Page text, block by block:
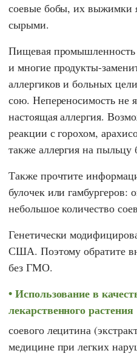
соевые бобы, их выжимки
сырыми.
Пищевая промышленность
и многие продукты-
аллергиков и больных
сою. Непереносимость не
настоящая аллергия.
реакции с горохом,
также аллергия на пыльцу
Также прочтите
булочек или гамбургеров:
небольшое количество
Генетически
США. Поэтому обратите
без ГМО.
Использование в
лекарственного растения
соевого лецитина
медицине при легких